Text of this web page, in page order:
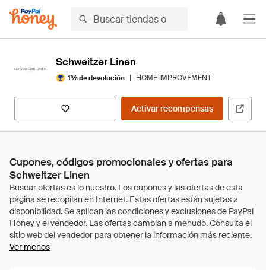
Schweitzer Linen
1% de devolución | HOME IMPROVEMENT
Activar recompensas
Cupones, códigos promocionales y ofertas para
Schweitzer Linen
Ver menos